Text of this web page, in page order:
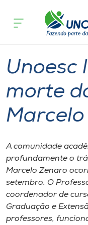
Cursos
Atendimento ao
Portal de Ensino
A
acontece
Unoesc
morte
A comunidade
profundamente o
Marcelo Zenaro
setembro. O
coordenador de
Graduação e
professores,